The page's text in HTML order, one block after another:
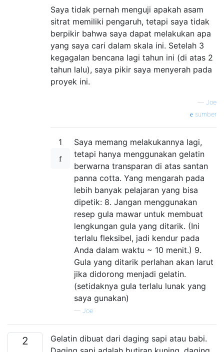
Saya tidak pernah menguji apakah asam
sitrat memiliki pengaruh, tetapi saya tidak
berpikir bahwa saya dapat melakukan apa
yang saya cari dalam skala ini. Setelah 3
kegagalan bencana lagi tahun ini (di atas 2
tahun lalu), saya pikir saya menyerah pada
proyek ini.
— Joe
sumber
1
Saya memang melakukannya lagi,
tetapi hanya menggunakan gelatin
berwarna transparan di atas santan
panna cotta. Yang mengarah pada
lebih banyak pelajaran yang bisa
dipetik: 8. Jangan menggunakan
resep gula mawar untuk membuat
lengkungan gula yang ditarik. (Ini
terlalu fleksibel, jadi kendur pada
Anda dalam waktu ~ 10 menit.) 9.
Gula yang ditarik perlahan akan larut
jika didorong menjadi gelatin.
(setidaknya gula terlalu lunak yang
saya gunakan)
— Joe
2
Gelatin dibuat dari daging sapi atau babi.